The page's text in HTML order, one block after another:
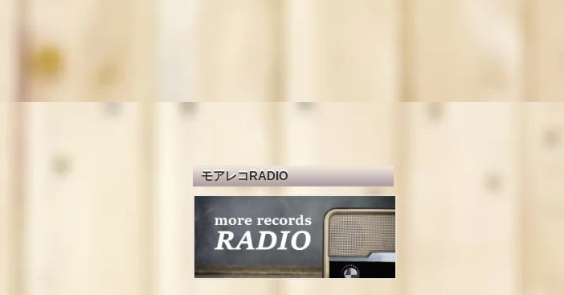
モアレコRADIO